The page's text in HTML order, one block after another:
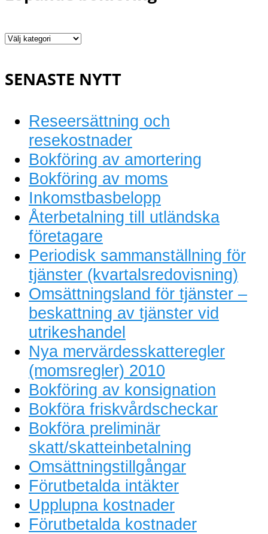
Löpande
SENASTE NYTT
Reseersättning och
resekostnader
Bokföring av amortering
Bokföring av moms
Inkomstbasbelopp
Återbetalning till utländska
företagare
Periodisk sammanställning för
tjänster (kvartalsredovisning)
Omsättningsland för tjänster –
beskattning av tjänster vid
utrikeshandel
Nya mervärdesskatteregler
(momsregler) 2010
Bokföring av konsignation
Bokföra friskvårdscheckar
Bokföra preliminär
skatt/skatteinbetalning
Omsättningstillgångar
Förutbetalda intäkter
Upplupna kostnader
Förutbetalda kostnader